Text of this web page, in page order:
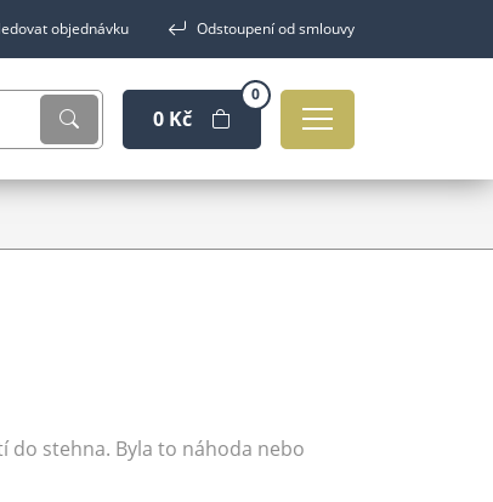
objednávku Odstoupení od smlouvy
0 Kč
0
do stehna. Byla to náhoda nebo